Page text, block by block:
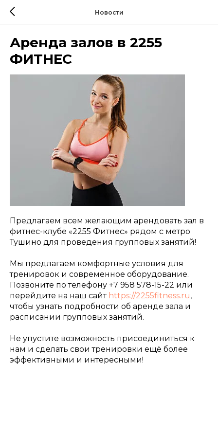
Новости
Аренда залов в 2255
ФИТНЕС
Предлагаем всем желающим арендовать зал в
фитнес-клубе «2255 Фитнес» рядом с метро
Тушино для проведения групповых занятий!
Мы предлагаем комфортные условия для
тренировок и современное оборудование.
Позвоните по телефону +7 958 578-15-22 или
перейдите на наш сайт https://2255fitness.ru,
чтобы узнать подробности об аренде зала и
расписании групповых занятий.
Не упустите возможность присоединиться к
нам и сделать свои тренировки ещё более
эффективными и интересными!